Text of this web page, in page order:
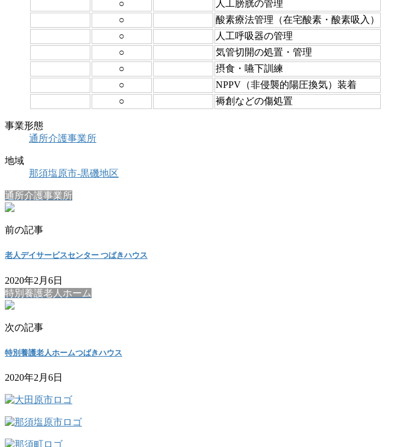
○
人工膀胱の管理
○
酸素療法管理（在宅酸素・酸素吸入）
○
人工呼吸器の管理
○
気管切開の処置・管理
○
摂食・嚥下訓練
○
NPPV（非侵襲的陽圧換気）装着
○
褥創などの傷処置
事業形態
通所介護事業所
地域
那須塩原市-黒磯地区
通所介護事業所
前の記事
老人デイサービスセンター つばきハウス
2020年2月6日
特別養護老人ホーム
次の記事
特別養護老人ホームつばきハウス
2020年2月6日